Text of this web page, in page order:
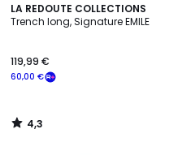
LA REDOUTE COLLECTIONS
Trench long, Signature EMILE
60,00 €
119,99 €
4,3
/ 5
4,3
/